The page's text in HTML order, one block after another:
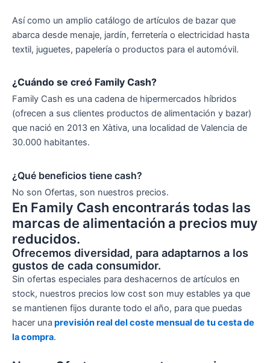
Así como un amplio catálogo de artículos de bazar que
abarca desde menaje, jardín, ferretería o electricidad hasta
textil, juguetes, papelería o productos para el automóvil.
¿Cuándo se creó Family Cash?
Family Cash es una cadena de hipermercados híbridos
(ofrecen a sus clientes productos de alimentación y bazar)
que nació en 2013 en Xàtiva, una localidad de Valencia de
30.000 habitantes.
¿Qué beneficios tiene cash?
No son Ofertas, son nuestros precios.
En Family Cash encontrarás todas las
marcas de alimentación a precios muy
reducidos.
Ofrecemos diversidad, para adaptarnos a los
gustos de cada consumidor.
Sin ofertas especiales para deshacernos de artículos en
stock, nuestros precios low cost son muy estables ya que
se mantienen fijos durante todo el año, para que puedas
hacer una previsión real del coste mensual de tu cesta de
la compra.